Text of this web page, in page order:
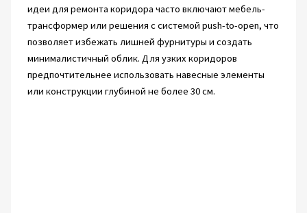
идеи для ремонта коридора часто включают мебель-
трансформер или решения с системой push-to-open, что
позволяет избежать лишней фурнитуры и создать
минималистичный облик. Для узких коридоров
предпочтительнее использовать навесные элементы
или конструкции глубиной не более 30 см.